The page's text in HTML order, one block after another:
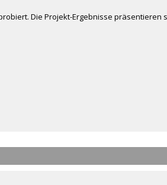
Die Projekt-Ergebnisse präsentieren